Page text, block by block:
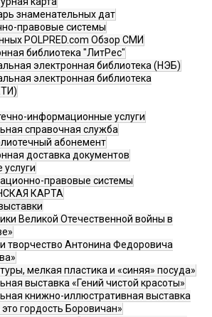
знаменательных дат
правовые системы
POLPRED.com Обзор СМИ
библиотека "ЛитРес"
электронная библиотека (НЭБ)
электронная библиотека
информационные услуги
справочная служба
абонемент
доставка документов
услуги
правовые системы
КАРТА
Великой Отечественной войны в
творчество Антонина Федоровича
мелкая пластика и «синяя» посуда»
выставка «Гений чистой красоты»
книжно-иллюстративная выставка
гордость Боровичан»